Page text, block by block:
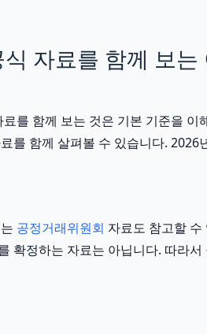
자료를 함께 보
를 함께 보는 것은 기본 기준을
를 함께 살펴볼 수 있습니다.
공정거래위원회 자료도 참고할
확정하는 자료는 아닙니다. 따라